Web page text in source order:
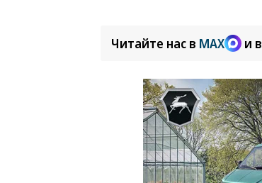
Читайте нас в MAX и в